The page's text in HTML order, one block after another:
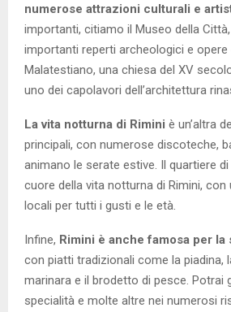
numerose attrazioni culturali e
importanti, citiamo il Museo della
importanti reperti archeologici e opere
Malatestiano, una chiesa del XV
uno dei capolavori dell’architettura
La vita notturna di Rimini è un’altra
principali, con numerose discoteche,
animano le serate estive. Il quartiere
cuore della vita notturna di Rimini, con
locali per tutti i gusti e le età.
Infine, Rimini è anche famosa per la
con piatti tradizionali come la piadina,
marinara e il brodetto di pesce. Potrai
specialità e molte altre nei numerosi